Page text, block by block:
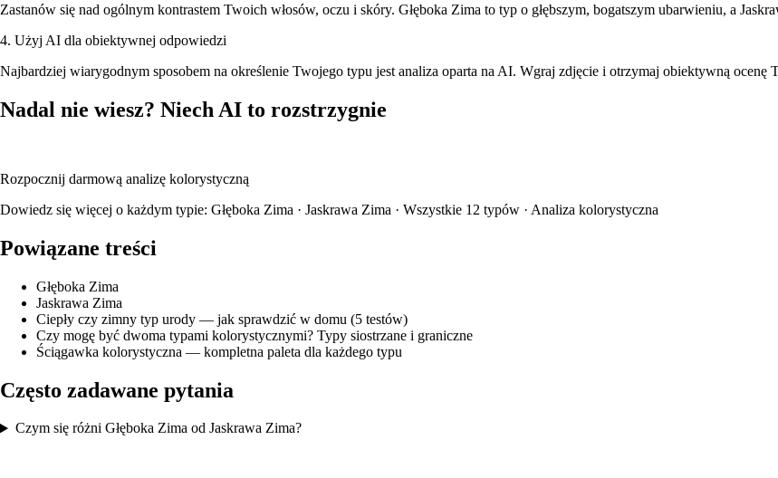
Zastanów się nad ogólnym kontrastem Twoich włosów, oczu i skóry. Głęboka Zima to typ o głębszym, bogatszym ubarwieniu, a
4. Użyj AI dla obiektywnej odpowiedzi
Najbardziej wiarygodnym sposobem na określenie Twojego typu jest analiza oparta na AI. Wgraj zdjęcie i otrzymaj obiektywną
Nadal nie wiesz? Niech AI to rozstrzygnie
Rozpocznij darmową analizę kolorystyczną
Dowiedz się więcej o każdym typie: Głęboka Zima · Jaskrawa Zima · Wszystkie 12 typów · Analiza kolorystyczna
Powiązane treści
Głęboka Zima
Jaskrawa Zima
Ciepły czy zimny typ urody — jak sprawdzić w domu (5 testów)
Czy mogę być dwoma typami kolorystycznymi? Typy siostrzane i graniczne
Ściągawka kolorystyczna — kompletna paleta dla każdego typu
Często zadawane pytania
Czym się różni Głęboka Zima od Jaskrawa Zima?